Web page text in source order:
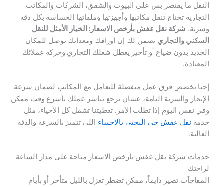
النقل ما يقتصر بس على البيوت والشقق، الشركات والمكاتب
التجارية تحتاج تنقل مكاتبها وأجهزتها وملفاتها الحساسة بكل دقة
وسرية. شركة نقل عفش بأرخص الاسعار: الخيار الأمثل للنقل
السكني والتجاري تضمن لك إن أوراقك ومعداتك توصل للمكان
الجديد بدون ضياع أو تأخير يعطل شغلك التجاري وحركة عملائك
المعتادة.
إحنا نخصص فرق عمل منفصلة للتعامل مع المكاتب لضمان سرعة
الإنجاز والسرية التامة، عشان ترجع تباشر عملك بأسرع وقت ممكن
وفي نفس اليوم إذا تطلب الأمر. تغطيتنا تشمل كل الأحياء، مثل
خدمة نقل عفش حي اليحيى بالاحساء اللي تتميز بالسرعة والدقة
العالية.
خدمات شركة نقل عفش بأرخص الاسعار متاحة على مدار الساعة
لراحتك
المفاجآت تصير دايماً، ممكن تضطر تعزل بالليل متأخر أو بأيام